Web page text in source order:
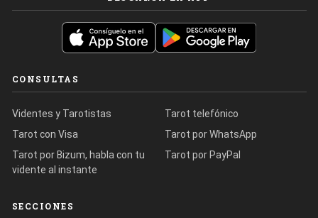
CONSULTAS
Videntes y Tarotistas
Tarot con Visa
Tarot por Bizum, habla con tu
vidente al instante
Tarot telefónico
Tarot por WhatsApp
Tarot por PayPal
SECCIONES